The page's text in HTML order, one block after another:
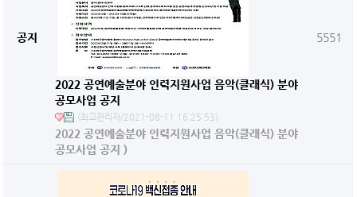
공지
2022 공연예술분야 인력지원사업 음악(클래식) 분야
공모사업 공지
(최고관리자/2021-08-11 16:25:53)
2022 공연예술분야 인력지원사업 음악(클래식) 분야
공모사업 공지 )
5551